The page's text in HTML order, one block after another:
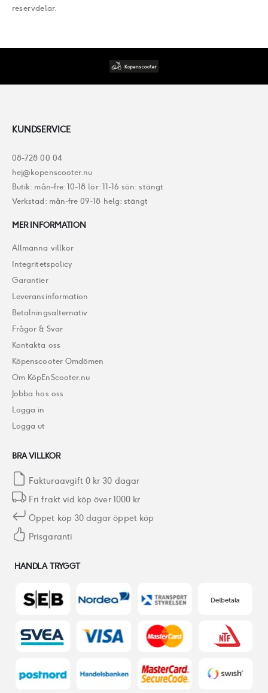
reservdelar.
KUNDSERVICE
08-728 00 04
hej@kopenscooter.nu
Butik: mån-fre: 10-18 lör: 11-16 sön: stängt
Verkstad: mån-fre 09-18 helg: stängt
MER INFORMATION
Allmänna villkor
Integritetspolicy
Garantier
Leveransinformation
Betalningsalternativ
Frågor & Svar
Kontakta oss
Köpenscooter Omdömen
Om KöpEnScooter.nu
Jobba hos oss
Logga in
Logga ut
BRA VILLKOR
Fakturaavgift 0 kr 30 dagar
Fri frakt vid köp över 1000 kr
Öppet köp 30 dagar öppet köp
Prisgaranti
HANDLA TRYGGT